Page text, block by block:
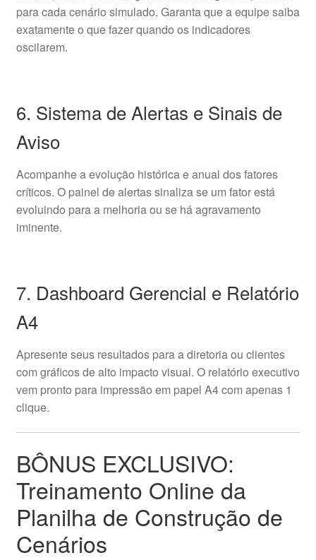
para cada cenário simulado. Garanta que a equipe saiba
exatamente o que fazer quando os indicadores
oscilarem.
6. Sistema de Alertas e Sinais de
Aviso
Acompanhe a evolução histórica e anual dos fatores
críticos. O painel de alertas sinaliza se um fator está
evoluindo para a melhoria ou se há agravamento
iminente.
7. Dashboard Gerencial e Relatório
A4
Apresente seus resultados para a diretoria ou clientes
com gráficos de alto impacto visual. O relatório executivo
vem pronto para impressão em papel A4 com apenas 1
clique.
BÔNUS EXCLUSIVO:
Treinamento Online da
Planilha de Construção de
Cenários